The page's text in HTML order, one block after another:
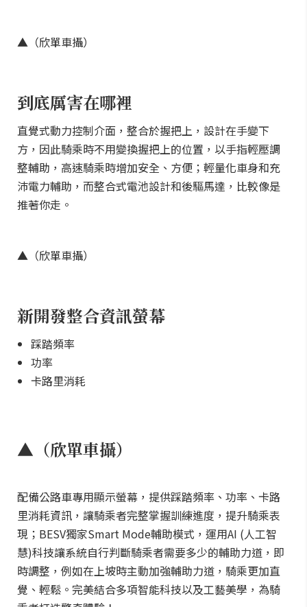
▲（欣單車攝）
到底厲害在哪裡
直覺式動力控制介面，整合於握把上，設計在手變下
方，因此騎乘時不用變換握把上的位置，以手指輕壓調
整輔助，高速騎乘時增加安全、方便；輕量化車身和充
沛電力輔助，而整合式電池設計和後驅馬達，比較像是
推著你走。
▲（欣單車攝）
新開發整合資訊螢幕
踩踏頻率
功率
卡路里消耗
▲（欣單車攝）
配備公路車專用顯示螢幕，提供踩踏頻率、功率、卡路
里消耗資訊，讓騎乘者完整掌握訓練進度，提升騎乘表
現；BESV獨家Smart Mode輔助模式，運用AI (人工智
慧)科技讓系統自行判斷騎乘者需要多少的輔助力道，即
時調整，例如在上坡時主動加強輔助力道，騎乘更加直
覺、輕鬆。完美結合多項智能科技以及工藝美學，為騎